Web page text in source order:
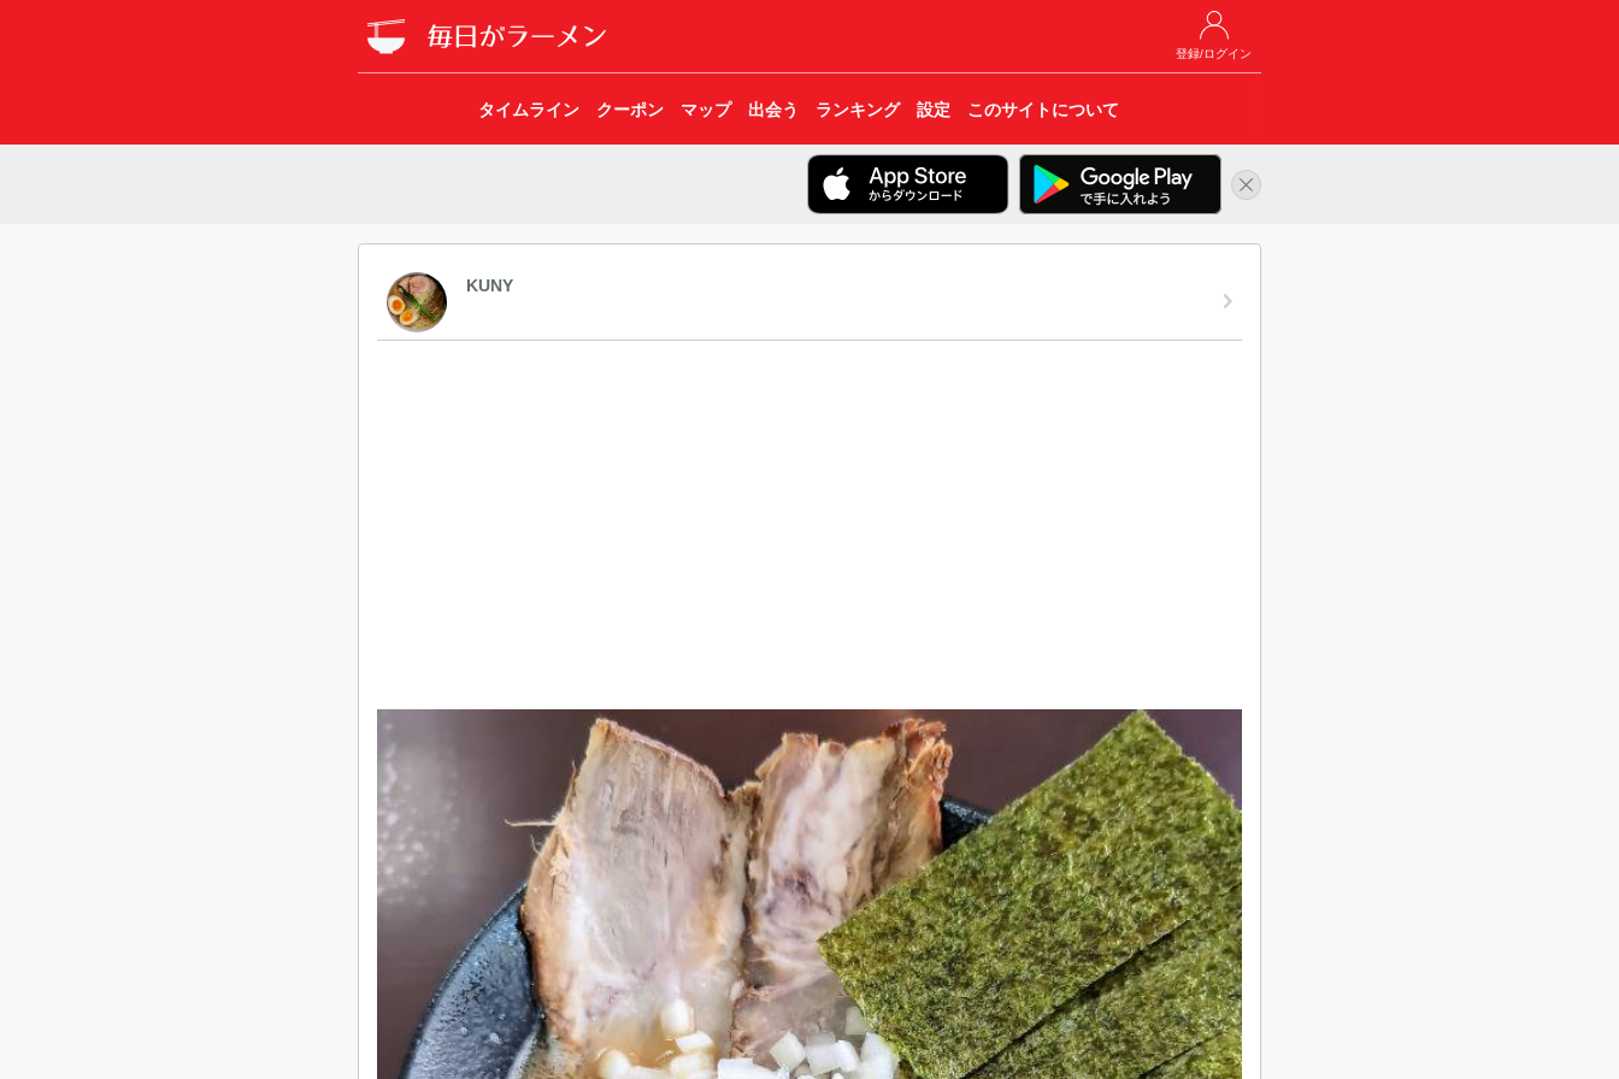
登録/ログイン
タイムライン クーポン マップ 出会う ランキング 設定 このサイトについて
KUNY